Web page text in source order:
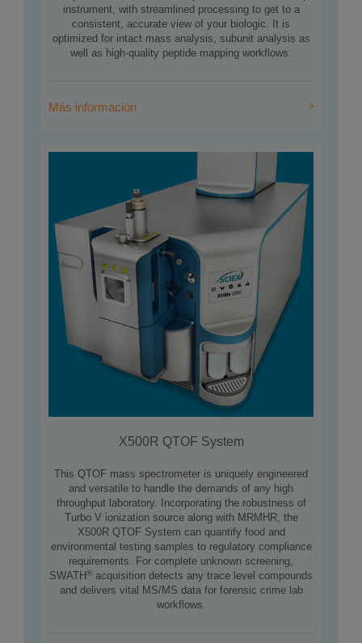
instrument, with streamlined processing to get to a
consistent, accurate view of your biologic. It is
optimized for intact mass analysis, subunit analysis as
well as high-quality peptide mapping workflows.
Más información
X500R QTOF System
This QTOF mass spectrometer is uniquely engineered
and versatile to handle the demands of any high
throughput laboratory. Incorporating the robustness of
Turbo V ionization source along with MRMHR, the
X500R QTOF System can quantify food and
environmental testing samples to regulatory compliance
requirements. For complete unknown screening,
SWATH® acquisition detects any trace level compounds
and delivers vital MS/MS data for forensic crime lab
workflows.